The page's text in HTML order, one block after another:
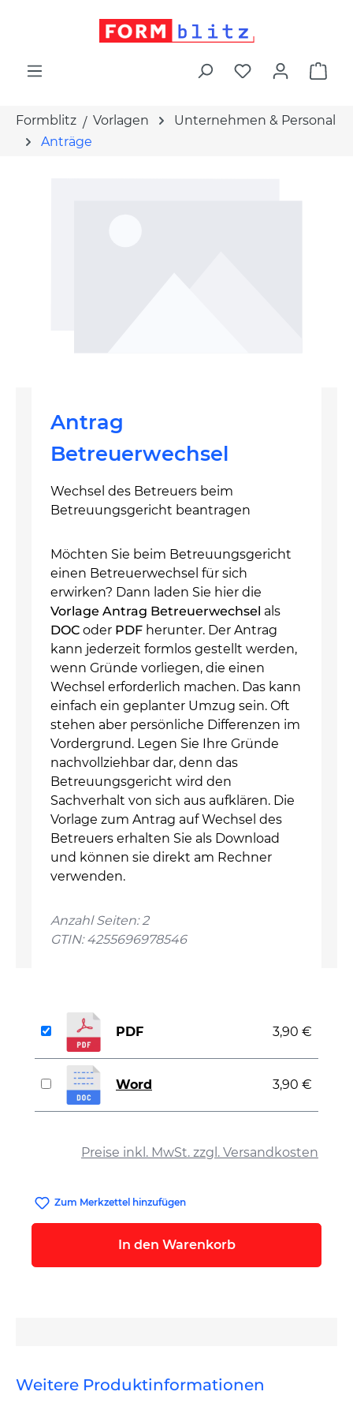
Formblitz Vorlagen
Unternehmen & Personal
Anträge
Antrag
Betreuerwechsel
Wechsel des Betreuers beim
Betreuungsgericht beantragen
Möchten Sie beim Betreuungsgericht
einen Betreuerwechsel für sich
erwirken? Dann laden Sie hier die
Vorlage Antrag Betreuerwechsel als
DOC oder PDF herunter. Der Antrag
kann jederzeit formlos gestellt werden,
wenn Gründe vorliegen, die einen
Wechsel erforderlich machen. Das kann
einfach ein geplanter Umzug sein. Oft
stehen aber persönliche Differenzen im
Vordergrund. Legen Sie Ihre Gründe
nachvollziehbar dar, denn das
Betreuungsgericht wird den
Sachverhalt von sich aus aufklären. Die
Vorlage zum Antrag auf Wechsel des
Betreuers erhalten Sie als Download
und können sie direkt am Rechner
verwenden.
Anzahl Seiten: 2
GTIN: 4255696978546
Preise inkl. MwSt. zzgl. Versandkosten
PDF 3,90 €
Word 3,90 €
Zum Merkzettel hinzufügen
In den Warenkorb
Weitere Produktinformationen